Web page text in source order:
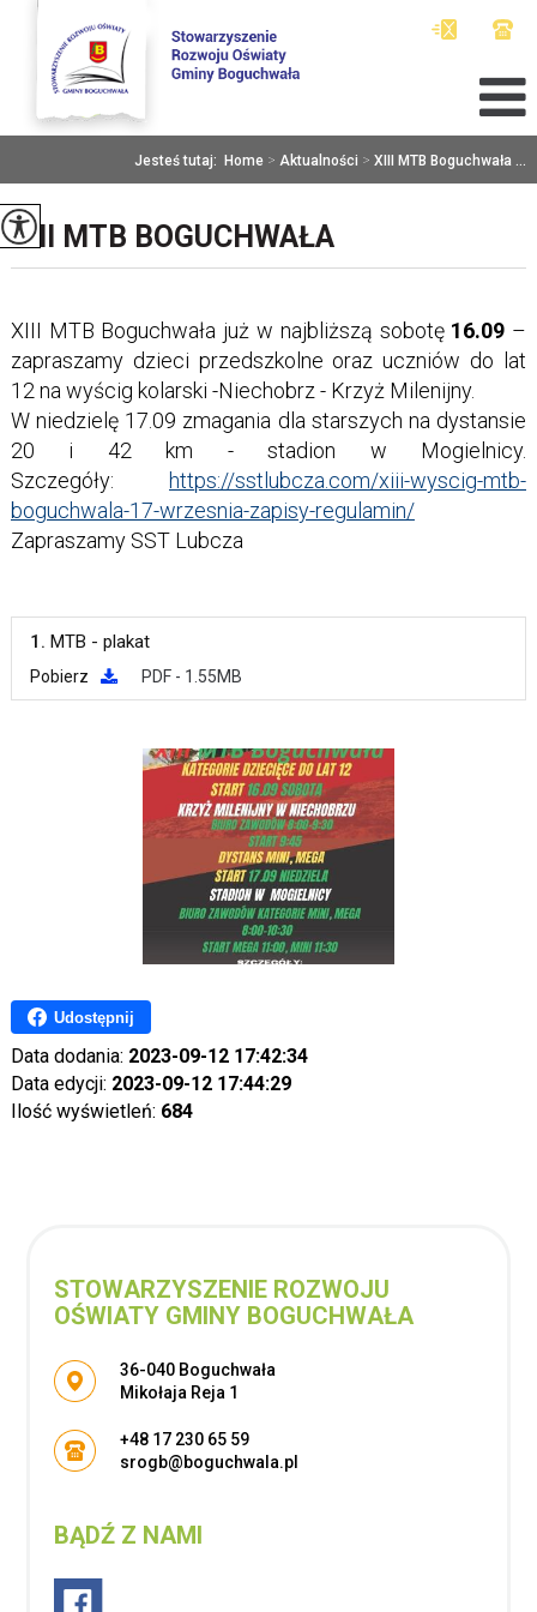
Jesteś tutaj: Home > Aktualności > XIII MTB Boguchwała ...
XIII MTB BOGUCHWAŁA
XIII MTB Boguchwała już w najbliższą sobotę 16.09 –
zapraszamy dzieci przedszkolne oraz uczniów do lat
12 na wyścig kolarski -Niechobrz - Krzyż Milenijny.
W niedzielę 17.09 zmagania dla starszych na dystansie
20 i 42 km - stadion w Mogielnicy.
Szczegóły: https://sstlubcza.com/xiii-wyscig-mtb-
boguchwala-17-wrzesnia-zapisy-regulamin/
Zapraszamy SST Lubcza
1. MTB - plakat
Pobierz PDF - 1.55MB
Udostępnij
Data dodania: 2023-09-12 17:42:34
Data edycji: 2023-09-12 17:44:29
Ilość wyświetleń: 684
STOWARZYSZENIE ROZWOJU
OŚWIATY GMINY BOGUCHWAŁA
Adres pocztowy:
36-040 Boguchwała
Mikołaja Reja 1
+48 17 230 65 59
srogb@boguchwala.pl
BĄDŹ Z NAMI